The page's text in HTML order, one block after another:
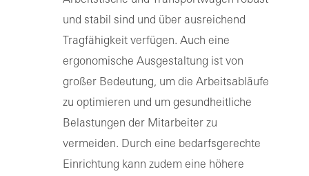
und stabil sind und über ausreichend
Tragfähigkeit verfügen. Auch eine
ergonomische Ausgestaltung ist von
großer Bedeutung, um die Arbeitsabläufe
zu optimieren und um gesundheitliche
Belastungen der Mitarbeiter zu
vermeiden. Durch eine bedarfsgerechte
Einrichtung kann zudem eine höhere